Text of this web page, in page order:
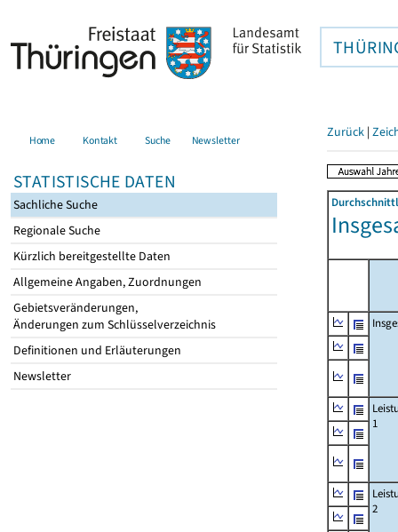
Home Kontakt Suche Newsletter
STATISTISCHE DATEN
Sachliche Suche
Regionale Suche
Kürzlich bereitgestellte Daten
Allgemeine Angaben, Zuordnungen
Gebietsveränderungen,
Änderungen zum Schlüsselverzeichnis
Definitionen und Erläuterungen
Newsletter
Zurück |
1
2